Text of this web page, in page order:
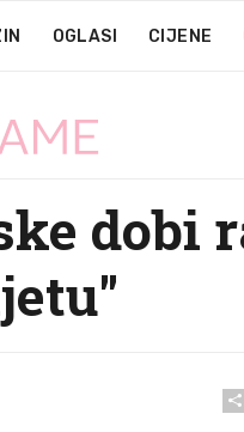
OGLASI CIJENE
dobi